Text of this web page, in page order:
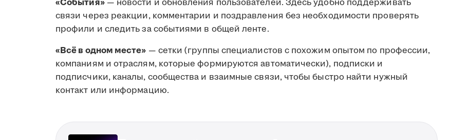
«События»— новости и обновления пользователей. Здесь удобно поддерживать
связи через реакции, комментарии и поздравления без необходимости проверять
профили и следить за событиями в общей ленте.
«Всё в одном месте» — сетки (группы специалистов с похожим опытом по профессии,
компаниям и отраслям, которые формируются автоматически), подписки и
подписчики, каналы, сообщества и взаимные связи, чтобы быстро найти нужный
контакт или информацию.